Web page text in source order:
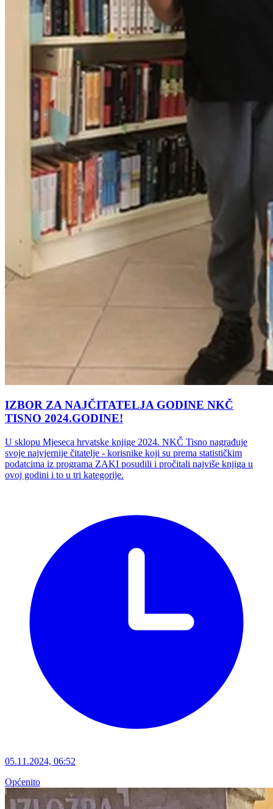
IZBOR ZA NAJČITATELJA GODINE NKČ
TISNO 2024.GODINE!
U sklopu Mjeseca hrvatske knjige 2024. NKČ Tisno nagrađuje
svoje najvjernije čitatelje - korisnike koji su prema statističkim
podatcima iz programa ZAKI posudili i pročitali najviše knjiga u
ovoj godini i to u tri kategorije.
05.11.2024, 06:52
Općenito